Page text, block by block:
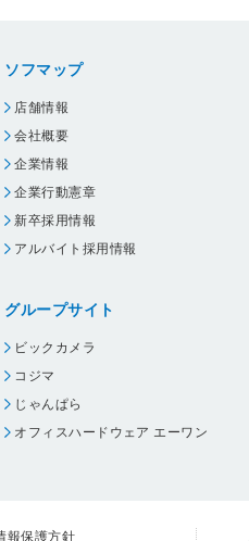
ソフマップ
店舗情報
会社概要
企業情報
企業行動憲章
新卒採用情報
アルバイト採用情報
グループサイト
ビックカメラ
コジマ
じゃんぱら
オフィスハードウェア エーワン
報保護方針